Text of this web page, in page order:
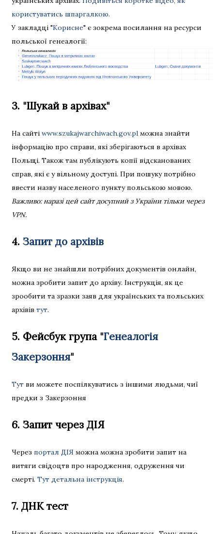
користуватись шпаргалкою.
У закладці "Корисне" є зокрема посилання на ресурси
польської генеалогії:
3. "Шукай в архівах"
На сайті www.szukajwarchiwach.gov.pl можна знайти
інформацію про справи, які зберігаються в архівах
Польщі. Також там публікують копії відсканованих
справ, які є у вільному доступі. При пошуку потрібно
ввести назву населеного пункту польською мовою.
Важливо: наразі цей сайт досупний з України тільки через
VPN.
4. Запит до архівів
Якщо ви не знайшли потрібних документів онлайн,
можна зробити запит до архіву. Інструкція, як це
зрообити та зразки заяв для українських та польських
архівів тут.
5. Фейсбук група "Генеалогія
Закерзоння"
Тут ви можете поспілкуватись з іншими людьми, чиї
предки з Закерзоння
6. Запит через ДІЯ
Через портал ДІЯ можна можна зробити запит на
витяги свідоцтв про народження, одруження чи
смерті. Тут детальна інструкція.
7. ДНК тест